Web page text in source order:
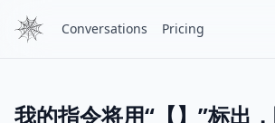
Conversations Pricing